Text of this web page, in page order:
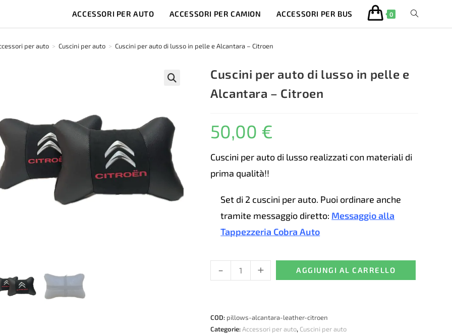
ACCESSORI PER AUTO ACCESSORI PER CAMION ACCESSORI PER BUS 0 ATTIVA/
WEB
per auto > Cuscini per auto > Cuscini per auto di lusso in pelle e Alcantara – Citroen
Cuscini per auto di lusso in pelle e
Alcantara – Citroen
50,00 €
Cuscini per auto di lusso realizzati con materiali di
prima qualità!!
Set di 2 cuscini per auto. Puoi ordinare anche
tramite messaggio diretto: Messaggio alla
Tappezzeria Cobra Auto
per
lusso
in
- + AGGIUNGI AL CARRELLO
COD: pillows-alcantara-leather-citroen
Categorie:Accessori per auto, Cuscini per auto